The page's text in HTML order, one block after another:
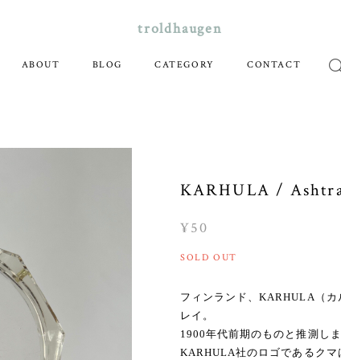
troldhaugen
ABOUT BLOG CATEGORY CONTACT
KARHULA /
¥50
SOLD OUT
フィンランド、KARHULA（カ
レイ。
1900年代前期のものと推測しま
KARHULA社のロゴであるクマ